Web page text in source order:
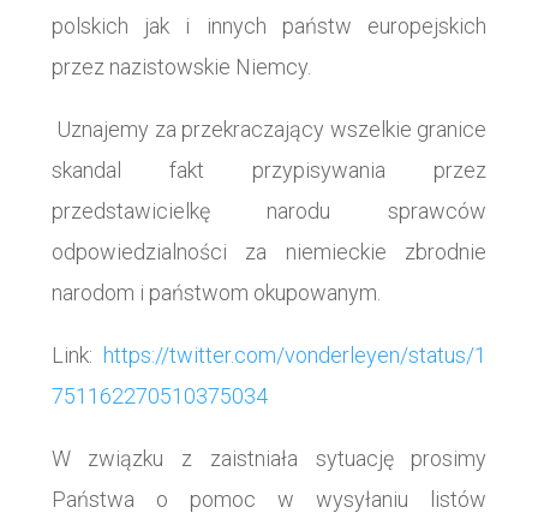
polskich jak i innych państw europejskich
przez nazistowskie Niemcy.
Uznajemy za przekraczający wszelkie granice
skandal fakt przypisywania przez
przedstawicielkę narodu sprawców
odpowiedzialności za niemieckie zbrodnie
narodom i państwom okupowanym.
Link: https://twitter.com/vonderleyen/status/1
751162270510375034
W związku z zaistniała sytuację prosimy
Państwa o pomoc w wysyłaniu listów